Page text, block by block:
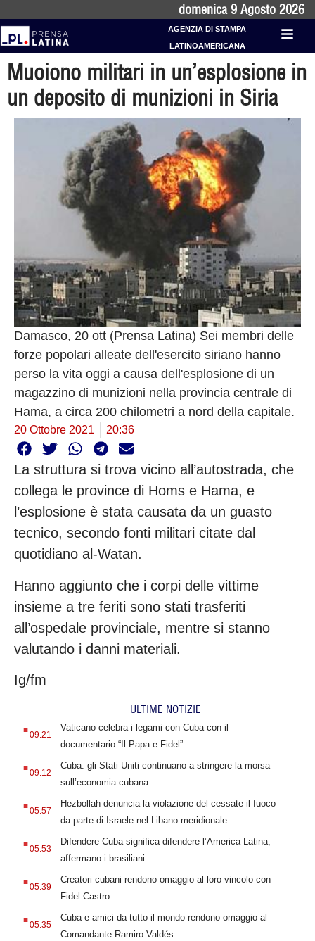
domenica 9 Agosto 2026
AGENZIA DI STAMPA
LATINOAMERICANA
Muoiono militari in un’esplosione in
un deposito di munizioni in Siria
Damasco, 20 ott (Prensa Latina) Sei membri delle
forze popolari alleate dell'esercito siriano hanno
perso la vita oggi a causa dell'esplosione di un
magazzino di munizioni nella provincia centrale di
Hama, a circa 200 chilometri a nord della capitale.
20 Ottobre 2021 20:36
La struttura si trova vicino all’autostrada, che
collega le province di Homs e Hama, e
l’esplosione è stata causata da un guasto
tecnico, secondo fonti militari citate dal
quotidiano al-Watan.
Hanno aggiunto che i corpi delle vittime
insieme a tre feriti sono stati trasferiti
all’ospedale provinciale, mentre si stanno
valutando i danni materiali.
Ig/fm
ULTIME NOTIZIE
.09:21
Vaticano celebra i legami con Cuba con il
documentario “Il Papa e Fidel”
.09:12
Cuba: gli Stati Uniti continuano a stringere la morsa
sull’economia cubana
.05:57
Hezbollah denuncia la violazione del cessate il fuoco
da parte di Israele nel Libano meridionale
.05:53
Difendere Cuba significa difendere l’America Latina,
affermano i brasiliani
.05:39
Creatori cubani rendono omaggio al loro vincolo con
Fidel Castro
.05:35
Cuba e amici da tutto il mondo rendono omaggio al
Comandante Ramiro Valdés